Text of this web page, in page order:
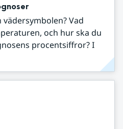
Vad
och hur ska du
procentsiffror? I